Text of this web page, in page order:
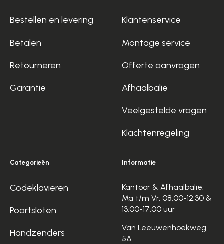
Bestellen en levering
Betalen
Retourneren
Garantie
Klantenservice
Montage service
Offerte aanvragen
Afhaalbalie
Veelgestelde vragen
Klachtenregeling
Categorieën
Codeklavieren
Poortsloten
Handzenders
Informatie
Kantoor & Afhaalbalie:
Ma t/m Vr, 08:00-12:30 &
13:00-17:00 uur
Van Leeuwenhoekweg
5A